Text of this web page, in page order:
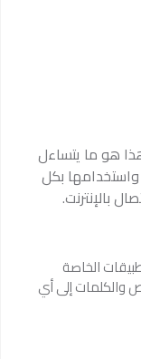
هو ما يتساءل
واستخدامها بكل
بالإنترنت.
الخاصة
والكلمات إلى أي